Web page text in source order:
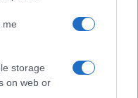
me
storage
on web or